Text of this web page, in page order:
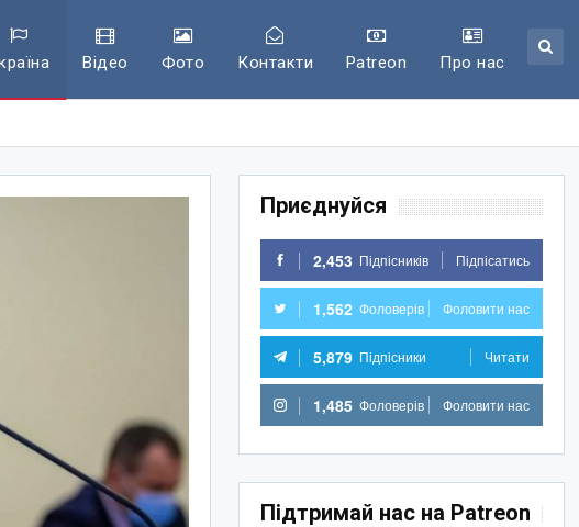
Відео Фото Контакти Patreon Про нас
Приєднуйся
2,453 Підпісників Підпісатись
1,562 Фоловерів Фоловити нас
5,879 Підпісники Читати
1,485 Фоловерів Фоловити нас
Підтримай нас на Patreon